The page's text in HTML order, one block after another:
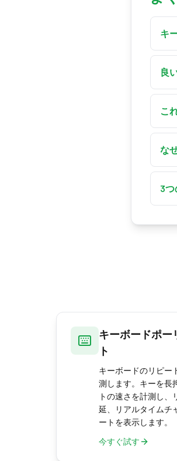
キ
キ
す
良
ブ
ほ
こ
直
は
な
シ
ウ
3つ
グ
続
キーボードポー
ト
キーボードのリピー
測します。キーを長
トの速さを計測し、
延、リアルタイムチ
ートを表示します。
今すぐ試す